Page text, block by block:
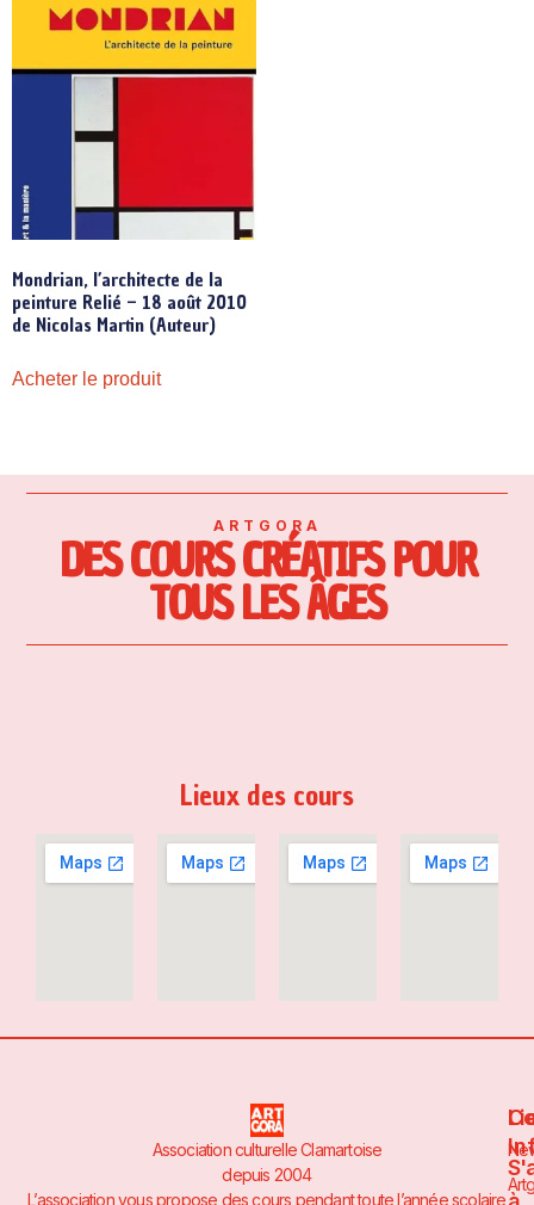
Mondrian, l’architecte de la
peinture Relié – 18 août 2010
de Nicolas Martin (Auteur)
Acheter le produit
ARTGORA
DES COURS CRÉATIFS POUR
TOUS LES ÂGES
Lieux des cours
Association culturelle Clamartoise
depuis 2004
L’association vous propose des cours pendant toute l’année scolaire